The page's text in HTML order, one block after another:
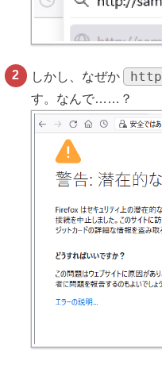
しかし、なぜか http
す。なんで……？